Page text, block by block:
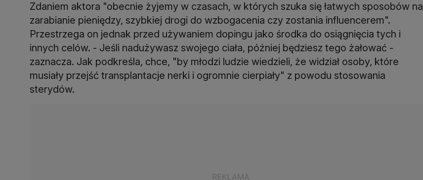
Zdaniem aktora "obecnie żyjemy w czasach, w których szuka się łatwych sposobów na
zarabianie pieniędzy, szybkiej drogi do wzbogacenia czy zostania influencerem".
Przestrzega on jednak przed używaniem dopingu jako środka do osiągnięcia tych i
innych celów. - Jeśli nadużywasz swojego ciała, później będziesz tego żałować -
zaznacza. Jak podkreśla, chce, "by młodzi ludzie wiedzieli, że widział osoby, które
musiały przejść transplantacje nerki i ogromnie cierpiały" z powodu stosowania
sterydów.